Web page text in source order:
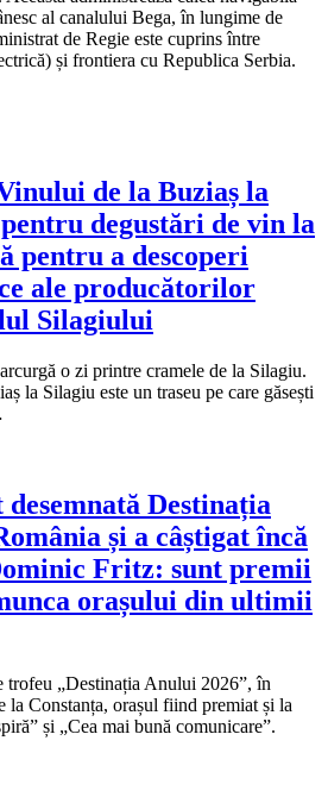
al canalului Bega, în lungime de
de Regie este cuprins între
și frontiera cu Republica Serbia.
de la Buziaș la
degustări de vin la
pentru a descoperi
ale producătorilor
Silagiului
o zi printre cramele de la Silagiu.
la Silagiu este un traseu pe care găsești
Destinația
și a câștigat încă
Fritz: sunt premii
orașului din ultimii
trofeu „Destinația Anului 2026”, în
la Constanța, orașul fiind premiat și la
și „Cea mai bună comunicare”.